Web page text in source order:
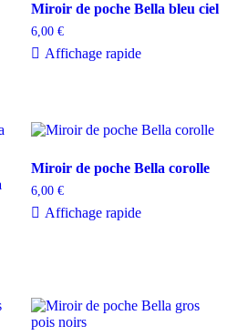
Miroir de poche Bella bleu ciel
6,00 €
Affichage rapide
Miroir de poche Bella corolle
6,00 €
Affichage rapide